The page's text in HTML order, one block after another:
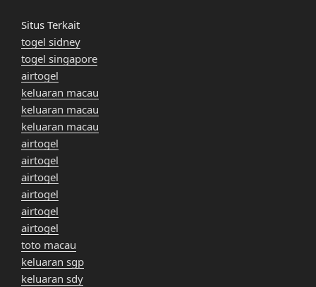
Situs Terkait
togel sidney
togel singapore
airtogel
keluaran macau
keluaran macau
keluaran macau
airtogel
airtogel
airtogel
airtogel
airtogel
airtogel
toto macau
keluaran sgp
keluaran sdy